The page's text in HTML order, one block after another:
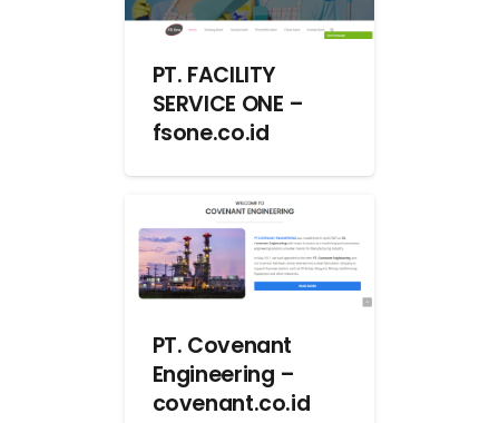
PT. FACILITY
SERVICE ONE –
fsone.co.id
PT. Covenant
Engineering –
covenant.co.id